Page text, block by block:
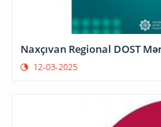
Naxçıvan Regional DOST
12-03-2025